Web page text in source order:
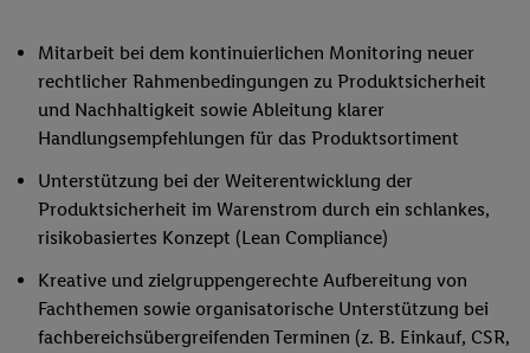
Mitarbeit bei dem kontinuierlichen Monitoring neuer
rechtlicher Rahmenbedingungen zu Produktsicherheit
und Nachhaltigkeit sowie Ableitung klarer
Handlungsempfehlungen für das Produktsortiment
Unterstützung bei der Weiterentwicklung der
Produktsicherheit im Warenstrom durch ein schlankes,
risikobasiertes Konzept (Lean Compliance)
Kreative und zielgruppengerechte Aufbereitung von
Fachthemen sowie organisatorische Unterstützung bei
fachbereichsübergreifenden Terminen (z. B. Einkauf, CSR,